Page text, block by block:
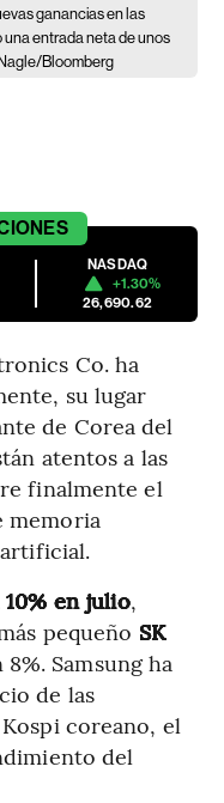
ganancias en las
entrada neta de unos
Bloomberg
NASDAQ
+1.30%
26,690.62
Co. ha
su lugar
de Corea del
atentos a las
finalmente el
memoria
en julio,
pequeño SK
Samsung ha
de las
coreano, el
del